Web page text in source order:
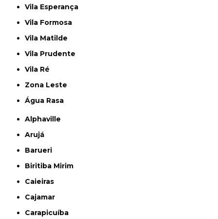
Vila Esperança
Vila Formosa
Vila Matilde
Vila Prudente
Vila Ré
Zona Leste
Água Rasa
Alphaville
Arujá
Barueri
Biritiba Mirim
Caieiras
Cajamar
Carapicuíba